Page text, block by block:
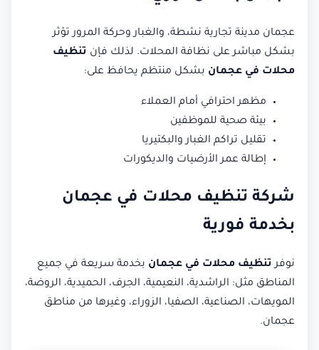
عجمان مدينة تجارية نشطة، والغبار وحركة المرور تؤثر
بشكل مباشر على نظافة المحلات. لذلك فإن تنظيف
محلات في عجمان بشكل منتظم يحافظ على:
مظهر احترافي أمام العملاء
بيئة صحية للموظفين
تقليل تراكم الغبار والبكتيريا
إطالة عمر الأرضيات والديكورات
شركة تنظيف محلات في عجمان
بخدمة فورية
نوفر تنظيف محلات في عجمان بخدمة سريعة في جميع
المناطق مثل: الراشدية، النعيمية، الجرف، الحميدية، الروضة،
المويهات، الصناعية، الصفيا، الزوراء، وغيرها من مناطق
عجمان.